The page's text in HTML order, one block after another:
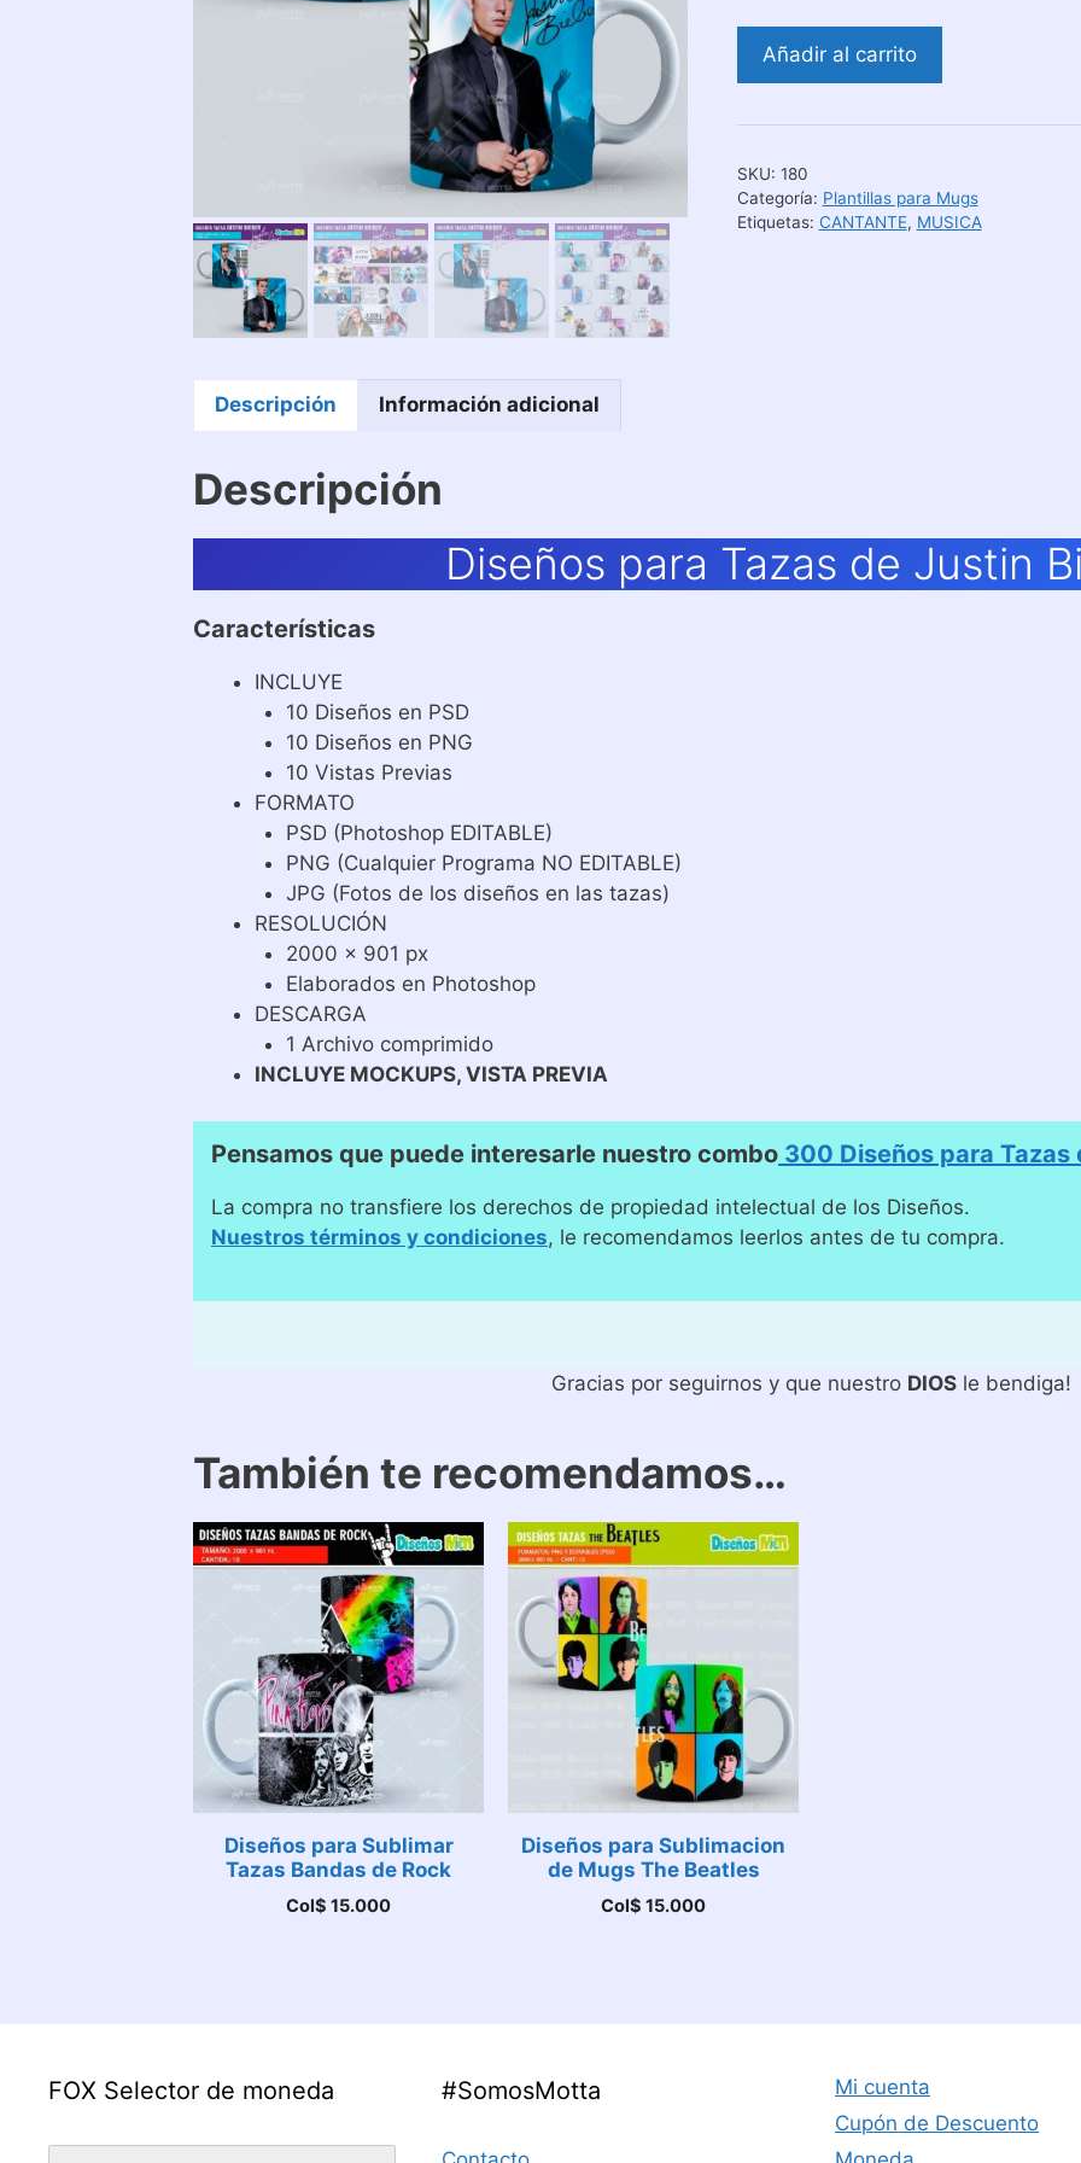
para
de
Bieber
cantidad
Añadir al carrito
SKU: 180
Categoría: Plantillas para Mugs
Etiquetas: CANTANTE, MUSICA
Descripción Información adicional
Descripción
Diseños para Tazas de Justin
Características
INCLUYE
10 Diseños en PSD
10 Diseños en PNG
10 Vistas Previas
FORMATO
PSD (Photoshop EDITABLE)
PNG (Cualquier Programa NO EDITABLE)
JPG (Fotos de los diseños en las tazas)
RESOLUCIÓN
2000 x 901 px
Elaborados en Photoshop
DESCARGA
1 Archivo comprimido
INCLUYE MOCKUPS, VISTA PREVIA
Pensamos que puede interesarle nuestro combo 300 Diseños para Tazas
La compra no transfiere los derechos de propiedad intelectual de los Diseños.
Nuestros términos y condiciones, le recomendamos leerlos antes de tu compra.
Gracias por seguirnos y que nuestro DIOSle bendiga!
También te recomendamos…
Diseños para Sublimar
Tazas Bandas de Rock
Col$ 15.000
Diseños para Sublimacion
de Mugs The Beatles
Col$ 15.000
FOX Selector de moneda #SomosMotta
Mi cuenta
Cupón de Descuento